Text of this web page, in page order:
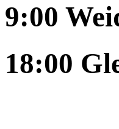
9:00
18:00